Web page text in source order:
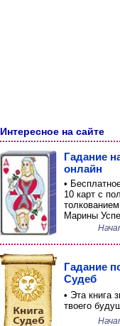
Интересное на сайте
Гадание
онлайн
•
10 карт с
Марины
Гадание
Судеб
• Эта книга
твоего